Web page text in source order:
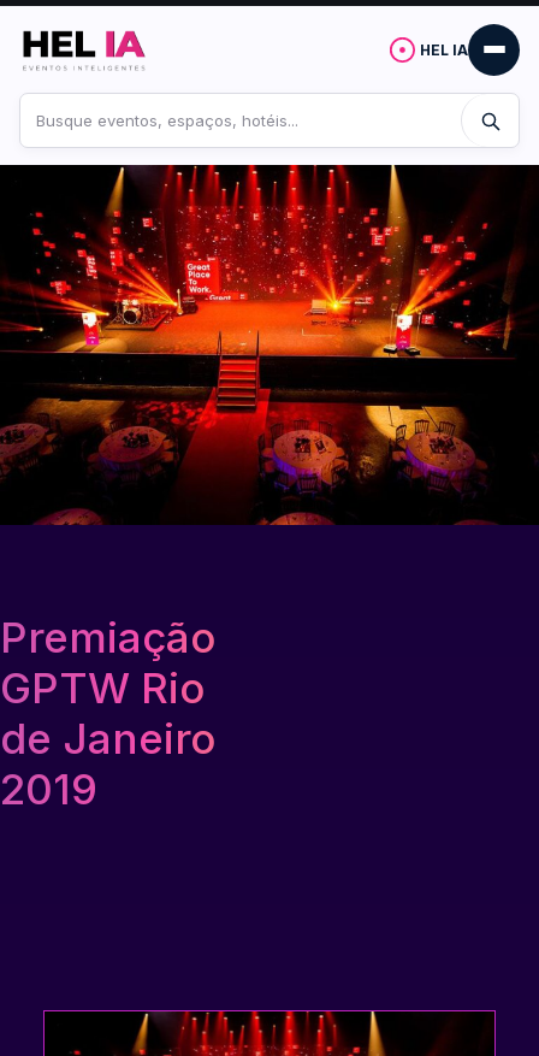
HEL IA
no
site
Premiação
GPTW Rio
de Janeiro
2019